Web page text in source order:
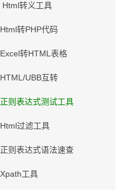
Html转义工具
Html转PHP代码
Excel转HTML表格
HTML/UBB互转
正则表达式测试工具
Html过滤工具
正则表达式语法速查
Xpath工具